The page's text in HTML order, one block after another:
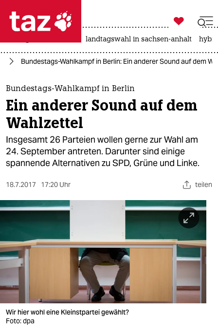
 taz zahl ich
taz zahl ich
themen
politik
öko
gesellschaft
sport
berlin
nord
wahrheit
verlag
verlag
veranstaltungen

taz zahl ich
landtagswahl in sachsen-anhalt
Bundestags-Wahlkampf in Berlin: Ein anderer Sound auf dem
Bundestags-Wahlkampf in Berlin
Ein anderer Sound auf dem
Wahlzettel
Insgesamt 26 Parteien wollen gerne zur Wahl am
24. September antreten. Darunter sind einige
spannende Alternativen zu SPD, Grüne und Linke.
18.7.2017 17:20 Uhr teilen
Wir hier wohl eine Kleinstpartei gewählt?
Foto: dpa